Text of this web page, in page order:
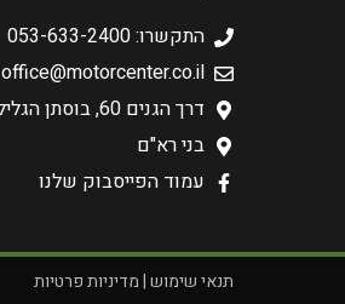
התקשרו: 053-633-2400
office@motorcenter.co.il
דרך הגנים 60, בוסתן הגליל
בני רא"ם
עמוד הפייסבוק שלנו
תנאי שימוש|מדיניות פרטיות